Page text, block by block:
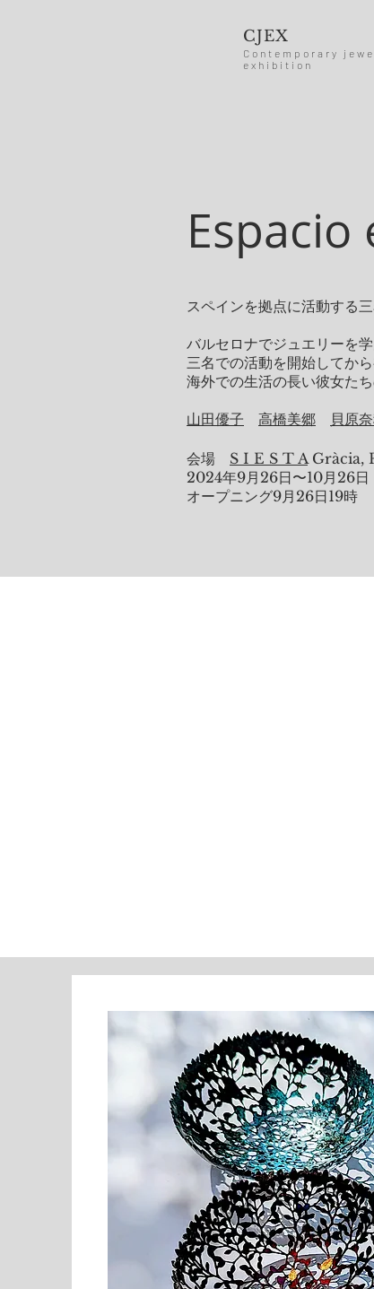
CJEX
Contemporary
exhibition
Espacio
スペインを拠点に活動する
バルセロナでジュエリーを
三名での活動を開始してか
海外での生活の長い彼女た
山田優子 高橋美郷 貝原
会場 S I E S T AGràcia,
2024年9月26日〜10月26日
オープニング9月26日19時